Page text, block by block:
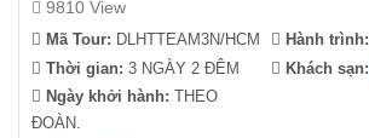
9810 View
Mã Tour: DLHTTEAM3N/HCM
Thời gian: 3 NGÀY 2 ĐÊM
Ngày khởi hành: THEO
ĐOÀN.
Hành trình:
Khách sạn: